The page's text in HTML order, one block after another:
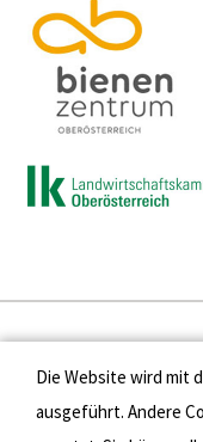
Die Website wird mit
ausgeführt. Andere